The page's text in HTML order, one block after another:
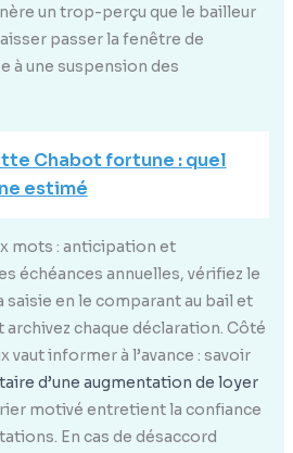
un trop-perçu que le bailleur
passer la fenêtre de
à une suspension des
Chabot fortune : quel
estimé
mots : anticipation et
échéances annuelles, vérifiez le
saisie en le comparant au bail et
archivez chaque déclaration. Côté
vaut informer à l’avance : savoir
d’une augmentation de loyer
motivé entretient la confiance
En cas de désaccord